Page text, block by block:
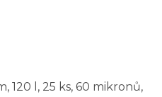
120 l, 25 ks, 60 mikronů,